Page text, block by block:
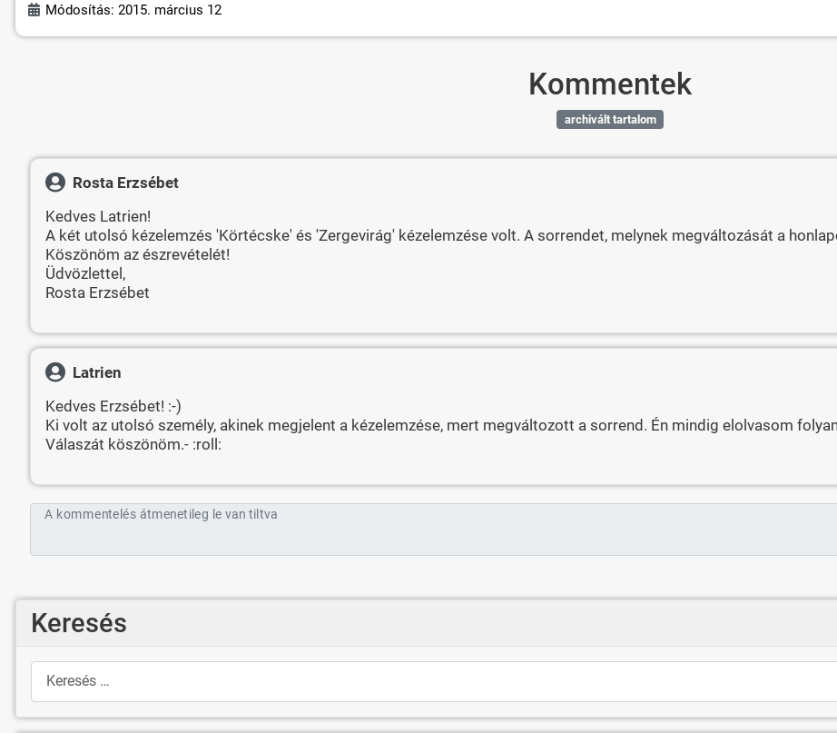
Módosítás: 2015. március 12
Kommentek
archivált tartalom
Rosta Erzsébet
Kedves Latrien!
A két utolsó kézelemzés 'Körtécske' és 'Zergevirág' kézelemzése volt. A sorrendet, melynek megváltozását a
Köszönöm az észrevételét!
Üdvözlettel,
Rosta Erzsébet
Latrien
Kedves Erzsébet! :-)
Ki volt az utolsó személy, akinek megjelent a kézelemzése, mert megváltozott a sorrend. Én mindig elolvasom
Válaszát köszönöm.- :roll:
A kommentelés átmenetileg le van tiltva
Keresés
Keresés